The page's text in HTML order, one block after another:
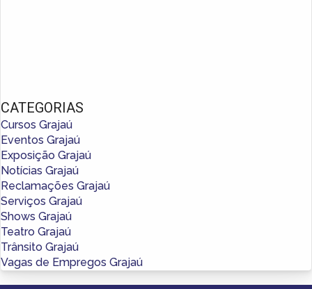
CATEGORIAS
Cursos Grajaú
Eventos Grajaú
Exposição Grajaú
Notícias Grajaú
Reclamações Grajaú
Serviços Grajaú
Shows Grajaú
Teatro Grajaú
Trânsito Grajaú
Vagas de Empregos Grajaú